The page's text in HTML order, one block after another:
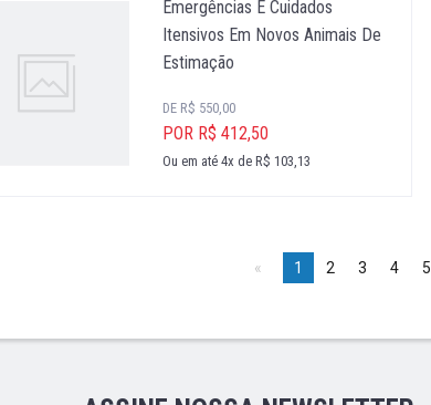
Emergências E Cuidados
Itensivos Em Novos Animais De
Estimação
DE R$ 550,00
POR R$ 412,50
Ou em até 4x de R$ 103,13
1 2 3 4 5